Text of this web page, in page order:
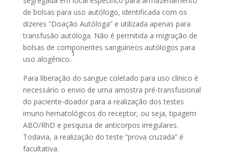
de bolsas para uso autólogo, identificada com os
dizeres “Doação Autóloga” e utilizada apenas para
transfusão autóloga. Não é permitida a migração de
bolsas de componentes sanguíneos autólogos para
uso alogênico.
1
Para liberação do sangue coletado para uso clínico é
necessário o envio de uma amostra pré-transfusional
do paciente-doador para a realização dos testes
imuno hematológicos do receptor, ou seja, tipagem
ABO/RhD e pesquisa de anticorpos irregulares.
Todavia, a realização do teste “prova cruzada” é
facultativa.